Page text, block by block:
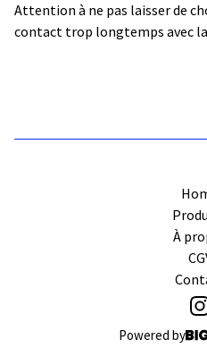
Attention à ne pas laisser de
contact trop longtemps avec
À
Powered by